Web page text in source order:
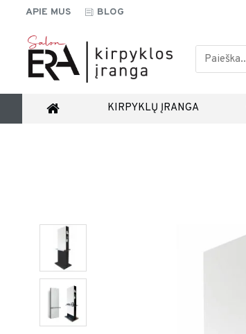
APIE MUS BLOG
KIRPYKLŲ ĮRANGA